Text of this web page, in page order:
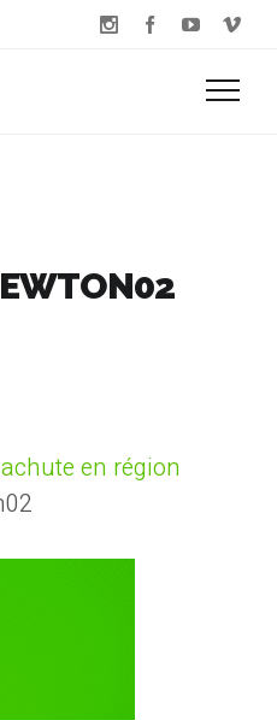
en région